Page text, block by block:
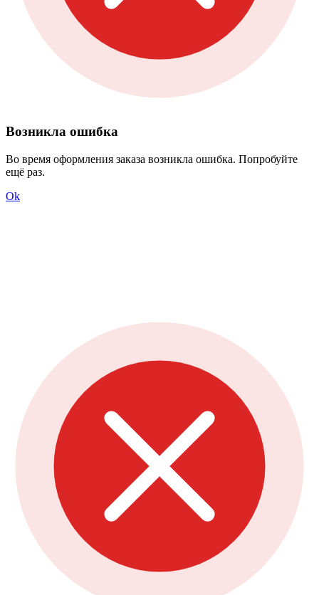
Возникла ошибка
Во время оформления заказа возникла ошибка. Попробуйте
ещё раз.
Ok